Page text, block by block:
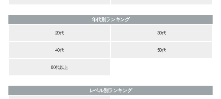
年代別ランキング
20代
30代
40代 50代
60代以上
レベル別ランキング